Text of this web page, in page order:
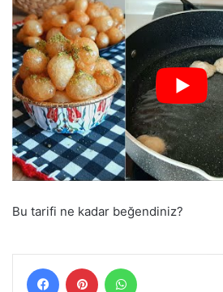
Bu tarifi ne kadar beğendiniz?
FacebookPinterest